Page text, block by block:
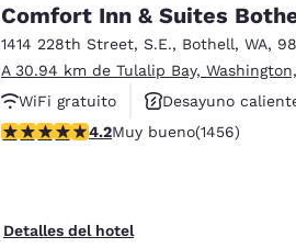
Comfort Inn & Suites
1414 228th Street, S.E., Bothell, WA,
A 30.94 km de Tulalip Bay,
WiFi gratuito
Desayuno
calificación de 4.17 estrellas. Muy
4.2Muy bueno(1456)
Detalles del hotel